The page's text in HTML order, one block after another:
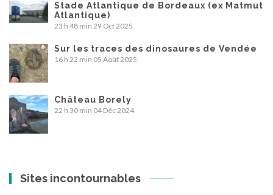
Stade Atlantique de Bordeaux (ex Matmut
Atlantique)
23 h 48 min 29 Oct 2025
Sur les traces des dinosaures de Vendée
16 h 22 min 05 Août 2025
Château Borely
22 h 30 min 04 Déc 2024
Sites incontournables